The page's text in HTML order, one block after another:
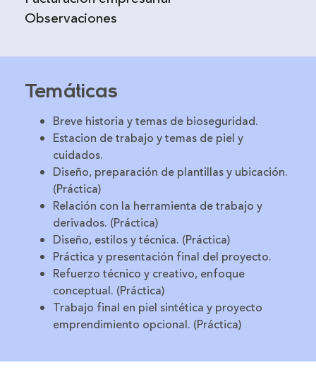
Observaciones
Temáticas
Breve historia y temas de bioseguridad.
Estacion de trabajo y temas de piel y
cuidados.
Diseño, preparación de plantillas y ubicación.
(Práctica)
Relación con la herramienta de trabajo y
derivados. (Práctica)
Diseño, estilos y técnica. (Práctica)
Práctica y presentación final del proyecto.
Refuerzo técnico y creativo, enfoque
conceptual. (Práctica)
Trabajo final en piel sintética y proyecto
emprendimiento opcional. (Práctica)